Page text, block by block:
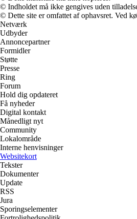
© Indholdet må ikke gengives uden
© Dette site er omfattet af ophavsret. Ved
Netværk
Udbyder
Annoncepartner
Formidler
Støtte
Presse
Ring
Forum
Hold dig opdateret
Få nyheder
Digital kontakt
Månedligt nyt
Community
Lokalområde
Interne henvisninger
Websitekort
Tekster
Dokumenter
Update
RSS
Jura
Sporingselementer